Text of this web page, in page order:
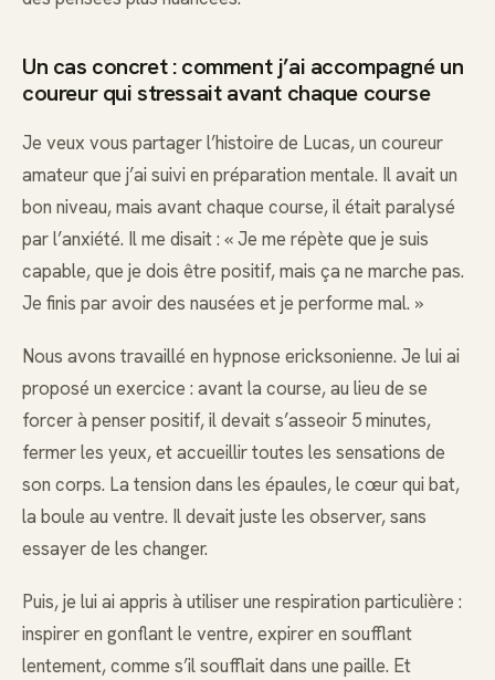
Un cas concret : comment j’ai accompagné un
coureur qui stressait avant chaque course
Je veux vous partager l’histoire de Lucas, un coureur
amateur que j’ai suivi en préparation mentale. Il avait un
bon niveau, mais avant chaque course, il était paralysé
par l’anxiété. Il me disait : « Je me répète que je suis
capable, que je dois être positif, mais ça ne marche pas.
Je finis par avoir des nausées et je performe mal. »
Nous avons travaillé en hypnose ericksonienne. Je lui ai
proposé un exercice : avant la course, au lieu de se
forcer à penser positif, il devait s’asseoir 5 minutes,
fermer les yeux, et accueillir toutes les sensations de
son corps. La tension dans les épaules, le cœur qui bat,
la boule au ventre. Il devait juste les observer, sans
essayer de les changer.
Puis, je lui ai appris à utiliser une respiration particulière :
inspirer en gonflant le ventre, expirer en soufflant
lentement, comme s’il soufflait dans une paille. Et